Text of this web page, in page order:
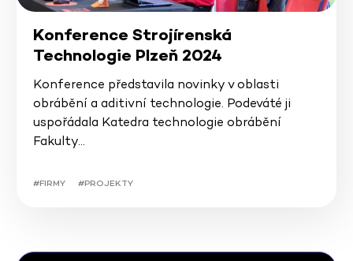
Konference Strojírenská
Technologie Plzeň 2024
Konference představila novinky v oblasti
obrábění a aditivní technologie. Podeváté ji
uspořádala Katedra technologie obrábění
Fakulty…
#FIRMY #PROJEKTY